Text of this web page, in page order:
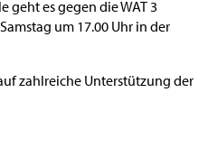
geht es gegen die WAT 3
um 17.00 Uhr in der
zahlreiche Unterstützung der